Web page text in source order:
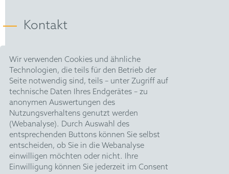
Wir verwenden Cookies und ähnliche
Technologien, die teils für den Betrieb der
Seite notwendig sind, teils – unter Zugriff auf
technische Daten Ihres Endgerätes – zu
anonymen Auswertungen des
Nutzungsverhaltens genutzt werden
(Webanalyse). Durch Auswahl des
entsprechenden Buttons können Sie selbst
entscheiden, ob Sie in die Webanalyse
einwilligen möchten oder nicht. Ihre
Einwilligung können Sie jederzeit im Consent
Kontakt
HOFFMANN EITLE |
Patent- und Rechtsanwälte PartmbB
Arabellastraße 30 |
81925 München
T +49 89 924090|
F +49 89 918356
pm@hoffmanneitle.com
Impressum
Datenschutz